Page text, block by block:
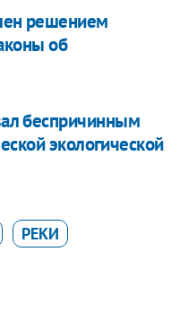
решением
об
беспричинным
экологической
РЕКИ